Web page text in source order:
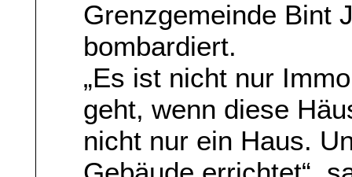
Grenzgemeinde Bint
bombardiert.
„Es ist nicht nur
geht, wenn diese
nicht nur ein Haus.